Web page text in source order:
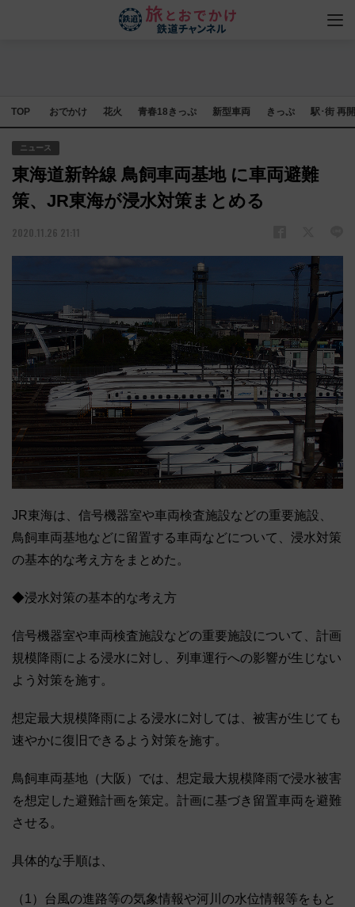
TOP おでかけ 花火 青春18きっぷ 新型車両 きっぷ 駅･街 再
ニュース
東海道新幹線 鳥飼車両基地 に車両避難
策、JR東海が浸水対策まとめる
2020.11.26 21:11
JR東海は、信号機器室や車両検査施設などの重要施設、
鳥飼車両基地などに留置する車両などについて、浸水対策
の基本的な考え方をまとめた。
◆浸水対策の基本的な考え方
信号機器室や車両検査施設などの重要施設について、計画
規模降雨による浸水に対し、列車運行への影響が生じない
よう対策を施す。
想定最大規模降雨による浸水に対しては、被害が生じても
速やかに復旧できるよう対策を施す。
鳥飼車両基地（大阪）では、想定最大規模降雨で浸水被害
を想定した避難計画を策定。計画に基づき留置車両を避難
させる。
具体的な手順は、
（1）台風の進路等の気象情報や河川の水位情報等をもと